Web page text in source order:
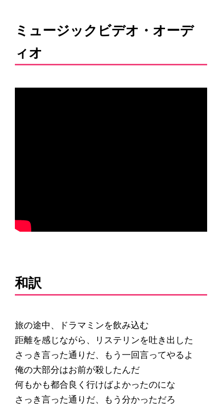
ミュージックビデオ・オーデ
ィオ
和訳
旅の途中、ドラマミンを飲み込む
距離を感じながら、リステリンを吐き出した
さっき言った通りだ、もう一回言ってやるよ
俺の大部分はお前が殺したんだ
何もかも都合良く行けばよかったのにな
さっき言った通りだ、もう分かっただろ